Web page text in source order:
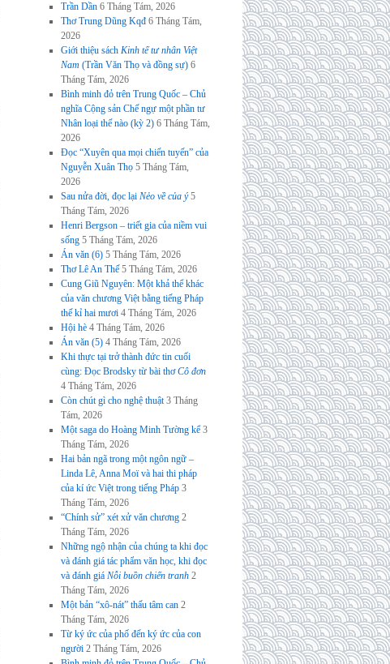
Trần Dần 6 Tháng Tám, 2026
Thơ Trung Dũng Kqđ 6 Tháng Tám,
2026
Giới thiệu sách Kinh tế tư nhân Việt
Nam (Trần Văn Thọ và đồng sự) 6
Tháng Tám, 2026
Bình minh đỏ trên Trung Quốc – Chủ
nghĩa Cộng sản Chế ngự một phần tư
Nhân loại thế nào (kỳ 2) 6 Tháng Tám,
2026
Đọc “Xuyên qua mọi chiến tuyến” của
Nguyễn Xuân Thọ 5 Tháng Tám,
2026
Sau nửa đời, đọc lại Nẻo về của ý 5
Tháng Tám, 2026
Henri Bergson – triết gia của niềm vui
sống 5 Tháng Tám, 2026
Án văn (6) 5 Tháng Tám, 2026
Thơ Lê An Thế 5 Tháng Tám, 2026
Cung Giũ Nguyên: Một khả thể khác
của văn chương Việt bằng tiếng Pháp
thế kỉ hai mươi 4 Tháng Tám, 2026
Hội hè 4 Tháng Tám, 2026
Án văn (5) 4 Tháng Tám, 2026
Khi thực tại trở thành đức tin cuối
cùng: Đọc Brodsky từ bài thơCô đơn
4 Tháng Tám, 2026
Còn chút gì cho nghệ thuật 3 Tháng
Tám, 2026
Một saga do Hoàng Minh Tường kể 3
Tháng Tám, 2026
Hai bản ngã trong một ngôn ngữ –
Linda Lê, Anna Moï và hai thi pháp
của kí ức Việt trong tiếng Pháp 3
Tháng Tám, 2026
“Chính sử” xét xử văn chương 2
Tháng Tám, 2026
Những ngộ nhận của chúng ta khi đọc
và đánh giá tác phẩm văn học, khi đọc
và đánh giá Nỗi buồn chiến tranh 2
Tháng Tám, 2026
Một bản “xô-nát” thấu tâm can 2
Tháng Tám, 2026
Từ ký ức của phố đến ký ức của con
người 2 Tháng Tám, 2026